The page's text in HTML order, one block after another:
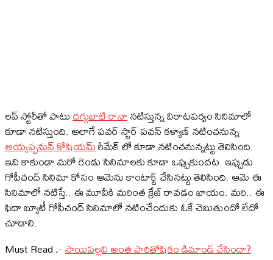
ల‌వ్ స్టోరీతో పాటుద‌గ్గుబాటి రానాన‌టిస్తున్న‌ విరాట‌ప‌ర్వం సినిమాలో
కూడా న‌టిస్తుంది. అలాగే ప‌వ‌ర్ స్టార్ ప‌వ‌న్ క‌ళ్యాణ్ న‌టించ‌నున్న‌
అయ్య‌ప్ప‌నున్ కోషియ‌మ్రీమేక్ లో కూడా న‌టించ‌నున్న‌ట్టు తెలిసింది.
ఇవి కాకుండా మ‌రో రెండు సినిమాల‌కు కూడా ఒప్పుకుంద‌ట‌. ఇప్పుడు
గోపీచంద్ సినిమా కోసం ఆమెను కాంటాక్ట్ చేసిన‌ట్టు తెలిసింది. ఆమె ఈ
సినిమాలో న‌టిస్తే.. ఈ మూవీకి మ‌రింత క్రేజ్ రావ‌డం ఖాయం. మ‌రి.. ఈ
ఫిదా బ్యూటీ గోపీచంద్ సినిమాలో న‌టించేందుకు ఓకే చెబుతుందో లేదో
చూడాలి.
Must Read ;-సాయిపల్లవి అంత పారితోషికం డిమాండ్ చేసిందా?